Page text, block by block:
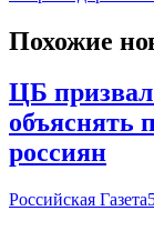
Похожие
ЦБ призвал
объяснять
россиян
Российская Газета